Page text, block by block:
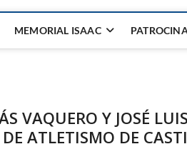
MEMORIAL ISAAC
VAQUERO Y JOSÉ
ATLETISMO DE